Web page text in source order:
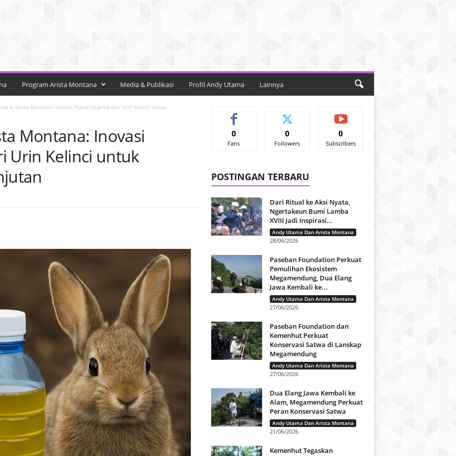
Program Arista Montana Media & Publikasi Profil Andy Utama Lainnya
& Arista Montana: Inovasi Pupuk Organik dari Urin Kelinci untuk...
Montana: Inovasi
Urin Kelinci untuk
0
Fans
0
Followers
0
Subscribers
POSTINGAN TERBARU
Dari Ritual ke Aksi Nyata,
Ngertakeun Bumi Lamba
XVIII Jadi Inspirasi...
Andy Utama Dan Arista Montana
28/06/2026
Paseban Foundation Perkuat
Pemulihan Ekosistem
Megamendung, Dua Elang
Jawa Kembali ke...
Andy Utama Dan Arista Montana
27/06/2026
Paseban Foundation dan
Kemenhut Perkuat
Konservasi Satwa di Lanskap
Megamendung
Andy Utama Dan Arista Montana
27/06/2026
Dua Elang Jawa Kembali ke
Alam, Megamendung Perkuat
Peran Konservasi Satwa
Andy Utama Dan Arista Montana
21/06/2026
Kemenhut Tegaskan